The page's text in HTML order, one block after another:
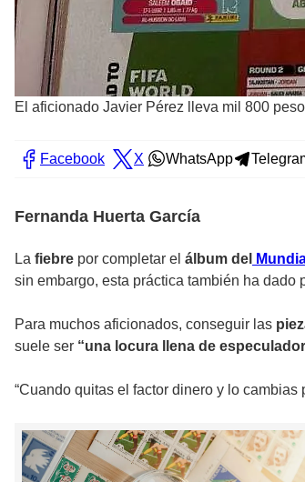
El aficionado Javier Pérez lleva mil 800
Facebook X WhatsApp
Fernanda Huerta García
La fiebre por completar el álbum del
sin embargo, esta práctica también ha dado
Para muchos aficionados, conseguir las
suele ser “una locura llena de
“Cuando quitas el factor dinero y lo